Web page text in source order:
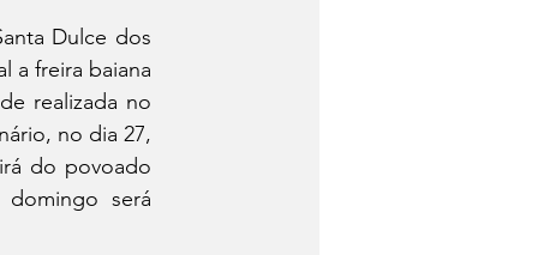
Dulce dos
a freira baiana
realizada no
no dia 27,
do povoado
será